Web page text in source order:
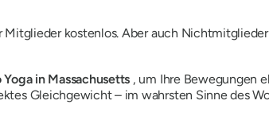
Mitglieder kostenlos. Aber auch
in Massachusetts , um Ihre Bewegungen
Gleichgewicht – im wahrsten Sinne des